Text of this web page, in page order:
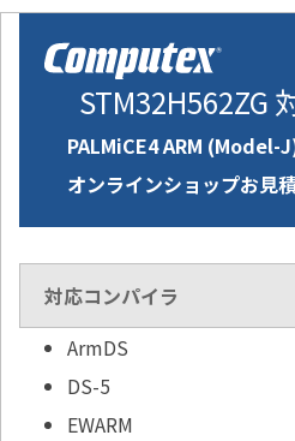
STM32H562ZG
PALMiCE4 ARM (Model-
オンラインショップお見
対応コンパイラ
ArmDS
DS-5
EWARM